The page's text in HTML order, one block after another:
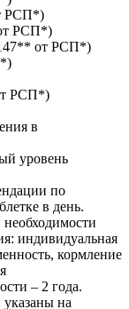
РСП*)
РСП*)
от РСП*)
РСП*)
в
уровень
по
в день.
индивидуальная
кормление
– 2 года.
указаны на